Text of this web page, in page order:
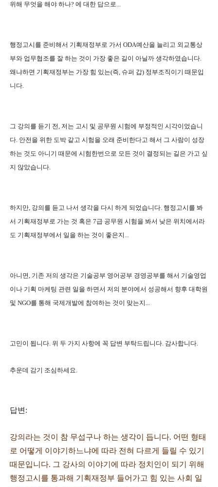
위해 무엇을 해야 하나? 에 대한 답으로...
행정고시를 준비해서 기획재정부로 가서 ODA예산을 늘리고 외교통상
부와 업무협조를 잘 하는 것이 가장 좋은 길이 아닐까 생각하였습니다.
왜냐하면 기획재정부는 가장 힘 있는(즉, 슈퍼 갑) 정부조직이기 때문입
니다.
그 강의를 듣기 전, 저는 고시 및 공무원 시험에 부정적인 시각이었습니
다. 안전을 위한 도박 같고 시험을 오래 준비한다고 해서 그 사람이 성장
하는 것도 아니기 때문에 시험한번으로 모든 것이 결정되는 길은 가고 싶
지 않았습니다.
하지만, 강의를 듣고 나서 생각을 다시 하게 되었습니다. 행정고시를 봐
서 기획재정부로 가는 것 혹은 7급 공무원 시험을 봐서 낮은 위치에서라
도 기획재정부에서 일을 하는 것이 좋은지...
아니면, 기존 저의 생각은 기술공부 영어공부 경영공부를 해서 기술영업
이나 기획 마케팅 관련 일을 하면서 저의 분야에서 성공해서 향후 대학원
및 NGO를 통해 국제개발에 참여하는 것이 맞는지...
고민이 됩니다. 위 두 가지 사항에 꼭 답변 부탁드립니다. 감사합니다.
추운데 감기 조심하세요.
답변:
강의라는 것이 참 무섭구나 하는 생각이 듭니다. 어떤 형태
로 어떻게 이야기하느냐에 따라 전혀 다르게 들릴 수 있기
때문입니다. 그 강사의 이야기에 따라 정치인이 되기 위해
행정고시를 통과해 기획재정부 들어가고 힘 있는 사회 일